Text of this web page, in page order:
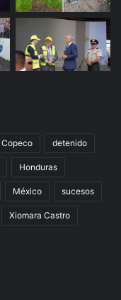
Copeco detenido
Honduras
México sucesos
Xiomara Castro